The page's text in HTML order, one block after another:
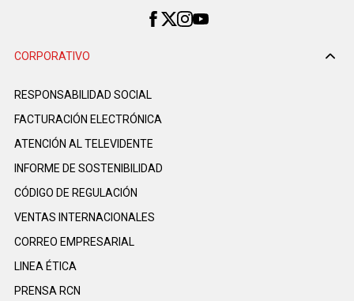
CORPORATIVO
RESPONSABILIDAD SOCIAL
FACTURACIÓN ELECTRÓNICA
ATENCIÓN AL TELEVIDENTE
INFORME DE SOSTENIBILIDAD
CÓDIGO DE REGULACIÓN
VENTAS INTERNACIONALES
CORREO EMPRESARIAL
LINEA ÉTICA
PRENSA RCN